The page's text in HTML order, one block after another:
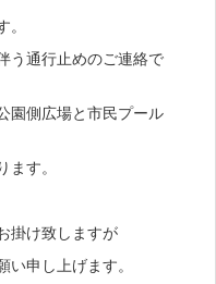
う通行止めのご連絡で
園側広場と市民プール
す。
掛け致しますが
申し上げます。